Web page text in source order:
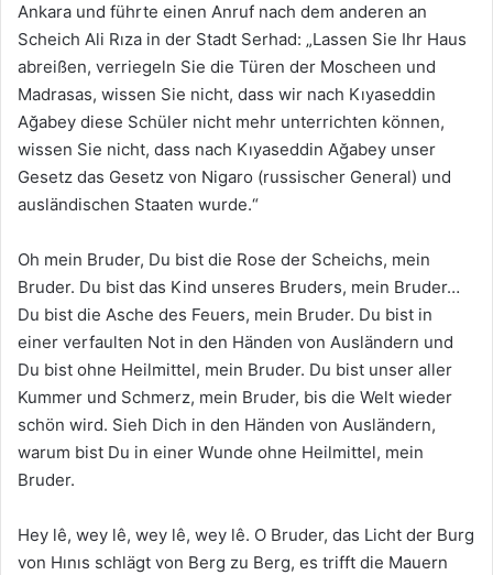
Ankara und führte einen Anruf nach dem anderen an
Scheich Ali Rıza in der Stadt Serhad: „Lassen Sie Ihr Haus
abreißen, verriegeln Sie die Türen der Moscheen und
Madrasas, wissen Sie nicht, dass wir nach Kıyaseddin
Ağabey diese Schüler nicht mehr unterrichten können,
wissen Sie nicht, dass nach Kıyaseddin Ağabey unser
Gesetz das Gesetz von Nigaro (russischer General) und
ausländischen Staaten wurde.“
Oh mein Bruder, Du bist die Rose der Scheichs, mein
Bruder. Du bist das Kind unseres Bruders, mein Bruder…
Du bist die Asche des Feuers, mein Bruder. Du bist in
einer verfaulten Not in den Händen von Ausländern und
Du bist ohne Heilmittel, mein Bruder. Du bist unser aller
Kummer und Schmerz, mein Bruder, bis die Welt wieder
schön wird. Sieh Dich in den Händen von Ausländern,
warum bist Du in einer Wunde ohne Heilmittel, mein
Bruder.
Hey lê, wey lê, wey lê, wey lê. O Bruder, das Licht der Burg
von Hınıs schlägt von Berg zu Berg, es trifft die Mauern